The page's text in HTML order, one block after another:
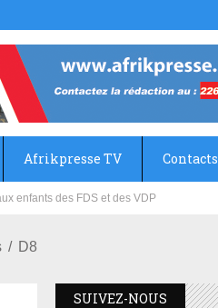
Afrikpresse TV Contacts
D8
SUIVEZ-NOUS